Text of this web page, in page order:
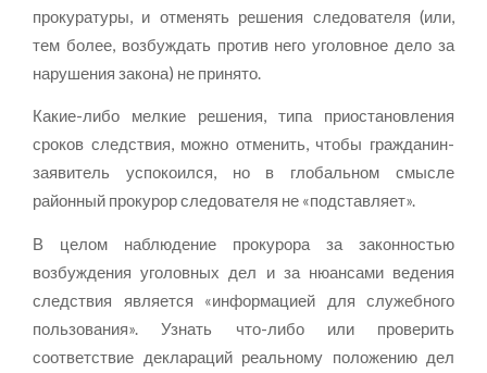
прокуратуры, и отменять решения следователя (или,
тем более, возбуждать против него уголовное дело за
нарушения закона) не принято.
Какие-либо мелкие решения, типа приостановления
сроков следствия, можно отменить, чтобы гражданин-
заявитель успокоился, но в глобальном смысле
районный прокурор следователя не «подставляет».
В целом наблюдение прокурора за законностью
возбуждения уголовных дел и за нюансами ведения
следствия является «информацией для служебного
пользования». Узнать что-либо или проверить
соответствие деклараций реальному положению дел